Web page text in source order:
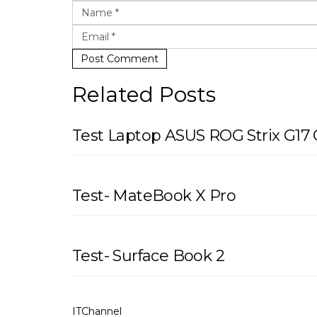
Post Comment
Related Posts
Test Laptop ASUS ROG Strix G17
Test- MateBook X Pro
Test- Surface Book 2
ITChannel